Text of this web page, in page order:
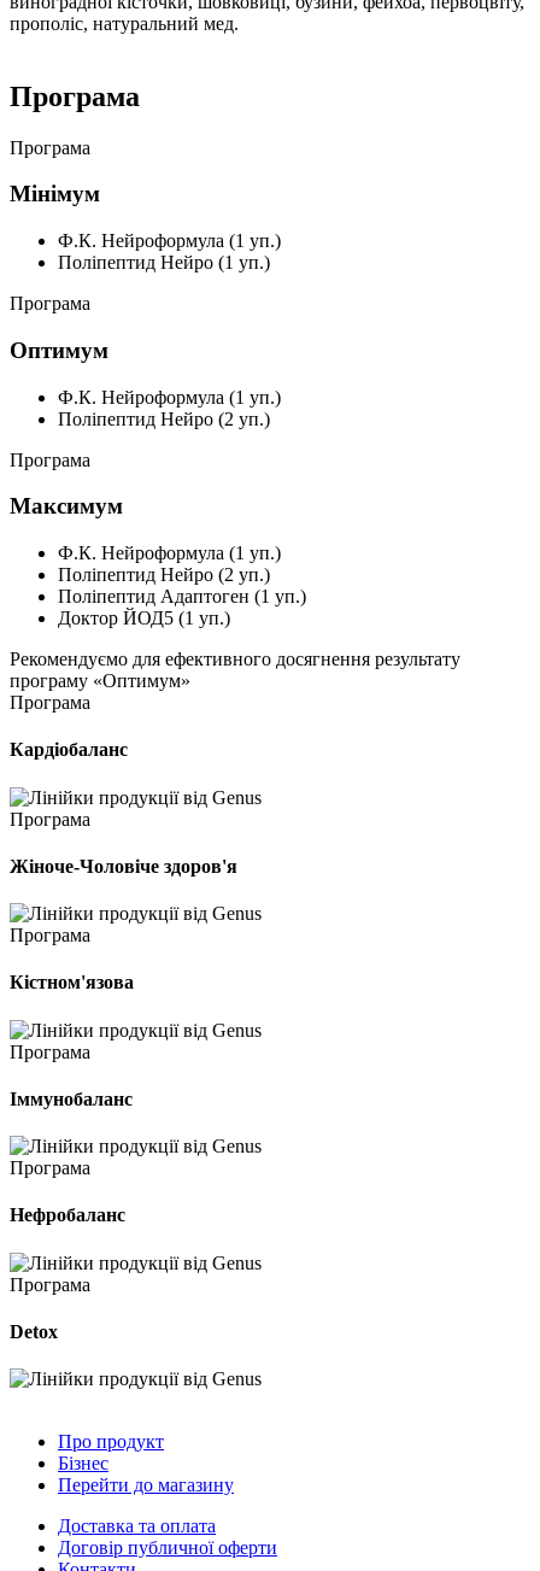
прополіс, натуральний мед.
Програма
Програма
Мінімум
Ф.К. Нейроформула (1 уп.)
Поліпептид Нейро (1 уп.)
Програма
Оптимум
Ф.К. Нейроформула (1 уп.)
Поліпептид Нейро (2 уп.)
Програма
Максимум
Ф.К. Нейроформула (1 уп.)
Поліпептид Нейро (2 уп.)
Поліпептид Адаптоген (1 уп.)
Доктор ЙОД5 (1 уп.)
Рекомендуємо для ефективного досягнення результату
програму «Оптимум»
Програма
Кардіобаланс
Програма
Жіноче-Чоловіче здоров'я
Програма
Кістном'язова
Програма
Іммунобаланс
Програма
Нефробаланс
Програма
Detox
Про продукт
Бізнес
Перейти до магазину
Доставка та оплата
Договір публичної оферти